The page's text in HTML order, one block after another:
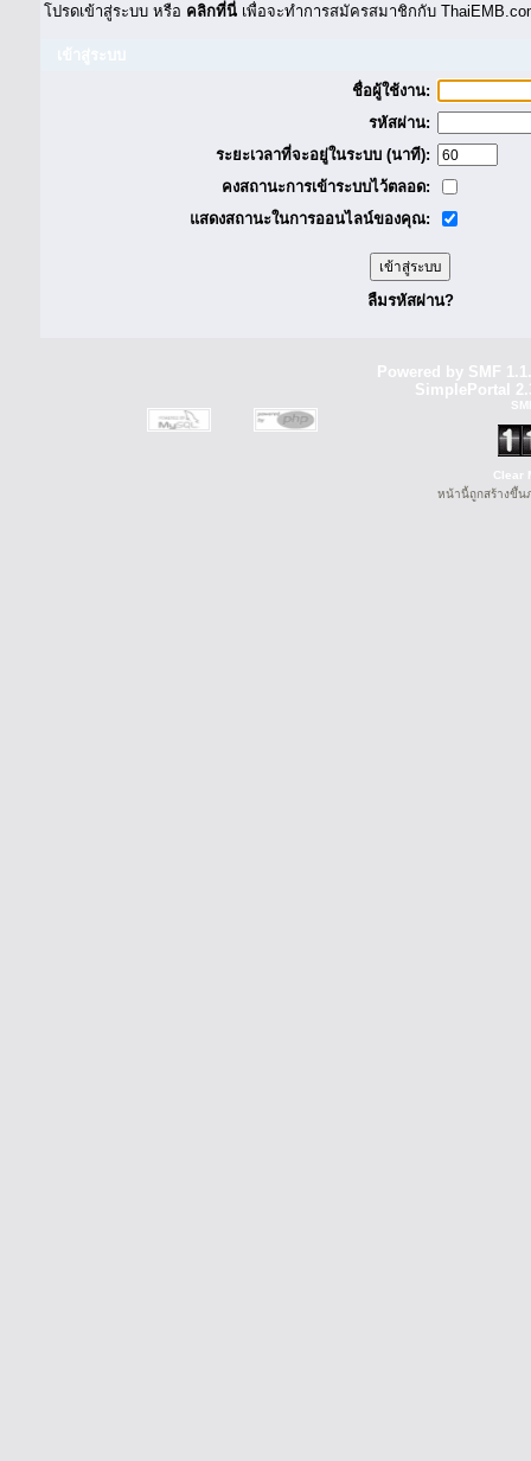
โปรดเข้าสู่ระบบ หรือ คลิกที่นี่ เพื่อจะทำการสมัครสมาชิกกับ
ชื่อผู้ใช้งาน:
รหัสผ่าน:
ระยะเวลาที่จะอยู่ในระบบ (นาที):
คงสถานะการเข้าระบบไว้ตลอด:
แสดงสถานะในการออนไลน์ของคุณ:
ลืมรหัสผ่าน?
Powered by SMF
SimplePortal
Clear
หน้านี้ถูกสร้างขึ้น